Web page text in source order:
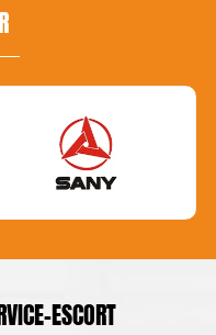
ESCORT